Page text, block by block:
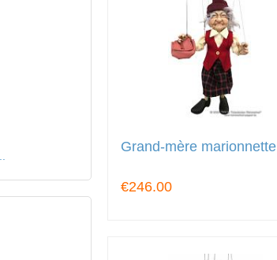
Grand-mère marionnette
€246.00